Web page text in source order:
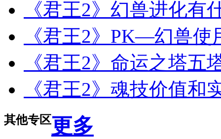
《君王2》幻兽进化有
《君王2》PK—幻兽使
《君王2》命运之塔五
《君王2》魂技价值和
其他专区更多